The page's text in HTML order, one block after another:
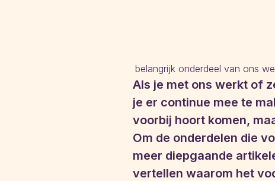
belangrijk onderdeel van ons
Als je met ons werkt of
je er continue mee te
voorbij hoort komen,
Om de onderdelen die
meer diepgaande
vertellen waarom het